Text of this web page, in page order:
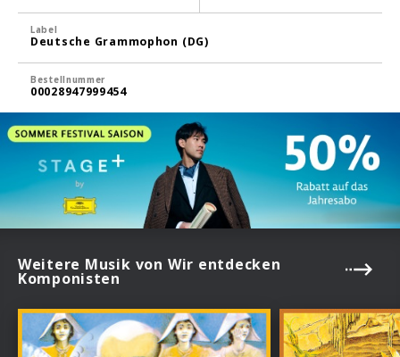
Label
Deutsche Grammophon (DG)
Bestellnummer
00028947999454
Weitere Musik von Wir entdecken
Komponisten